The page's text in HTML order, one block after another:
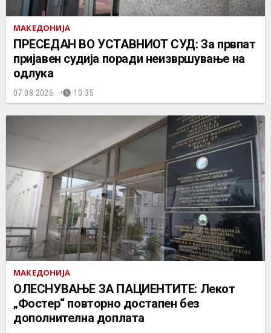
МАКЕДОНИЈА
ПРЕСЕДАН ВО УСТАВНИОТ СУД: За првпат
пријавен судија поради неизвршување на
одлука
07.08.2026. 10:35
МАКЕДОНИЈА
ОЛЕСНУВАЊЕ ЗА ПАЦИЕНТИТЕ: Лекот
„Фостер“ повторно достапен без
дополнителна доплата